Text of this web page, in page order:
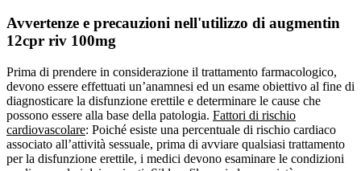
Avvertenze e precauzioni nell'utilizzo di augmentin
12cpr riv 100mg
Prima di prendere in considerazione il trattamento farmacologico,
devono essere effettuati un’anamnesi ed un esame obiettivo al fine di
diagnosticare la disfunzione erettile e determinare le cause che
possono essere alla base della patologia. Fattori di rischio
cardiovascolare: Poiché esiste una percentuale di rischio cardiaco
associato all’attività sessuale, prima di avviare qualsiasi trattamento
per la disfunzione erettile, i medici devono esaminare le condizioni